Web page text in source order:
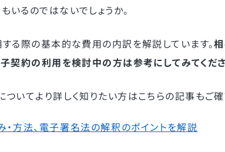
るのではないでしょうか。
る際の基本的な費用の内訳を解説しています。
契約の利用を検討中の方は参考にしてみてくださ
いてより詳しく知りたい方はこちらの記事もご確
方法、電子署名法の解釈のポイントを解説